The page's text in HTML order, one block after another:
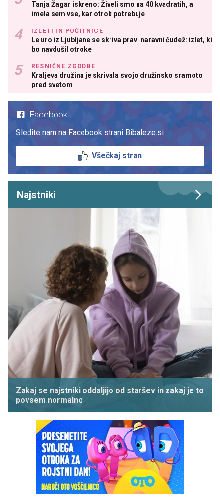
Tanja Žagar iskreno: Živeli smo na 40 kvadratih, a
imela sem vse, kar otrok potrebuje
IZLETI IN POČITNICE
Le uro iz Ljubljane se skriva pravi naravni čudež: izlet, ki
bo navdušil otroke
RESNIČNE ZGODBE
Kraljeva družina je skrivala svojo družinsko sramoto
pred svetom
Facebook
Sledite nam na Facebook strani Bibaleze.si
Všečkaj stran
Najstniki
Zakaj se najstniki oddaljijo od staršev in zakaj je to
povsem normalno